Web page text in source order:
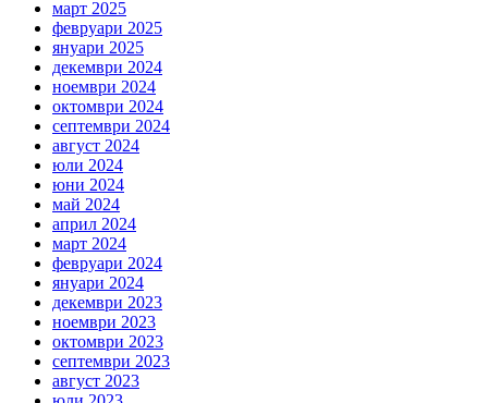
март 2025
февруари 2025
януари 2025
декември 2024
ноември 2024
октомври 2024
септември 2024
август 2024
юли 2024
юни 2024
май 2024
април 2024
март 2024
февруари 2024
януари 2024
декември 2023
ноември 2023
октомври 2023
септември 2023
август 2023